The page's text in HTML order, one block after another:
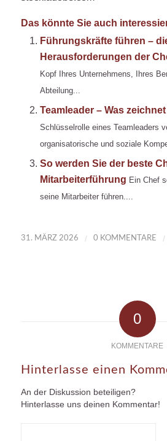
Das könnte Sie auch
Führungskräfte führen –
Herausforderungen der
Kopf Ihres Unternehmens, Ihres
Abteilung...
Teamleader – Was
Schlüsselrolle eines Teamleaders
organisatorische und soziale
So werden Sie der beste
Mitarbeiterführung Ein Chef
seine Mitarbeiter führen....
31. MÄRZ 2026 / 0 KOMMENTARE /
0
KOMMENTARE
Hinterlasse einen
An der Diskussion beteiligen?
Hinterlasse uns deinen Kommentar!